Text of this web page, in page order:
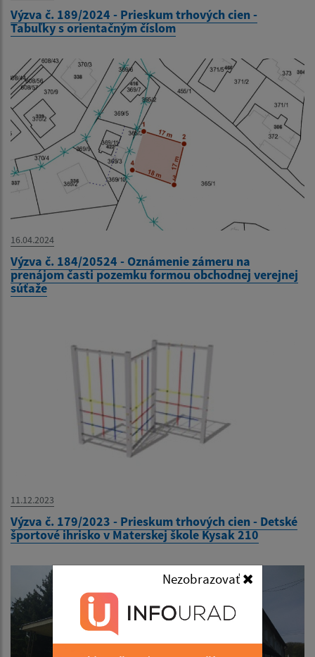
Nezobrazovať
Výzva č. 189/2024 - Prieskum trhových cien -
Tabuľky s orientačným číslom
16.04.2024
Výzva č. 184/20524 - Oznámenie zámeru na
prenájom časti pozemku formou obchodnej verejnej
súťaže
11.12.2023
Výzva č. 179/2023 - Prieskum trhových cien - Detské
športové ihrisko v Materskej škole Kysak 210